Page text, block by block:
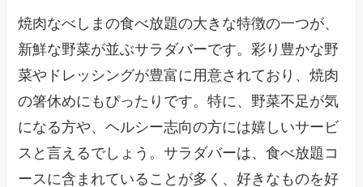
焼肉なべしまの食べ放題の大きな特徴の一つが、
新鮮な野菜が並ぶサラダバーです。彩り豊かな野
菜やドレッシングが豊富に用意されており、焼肉
の箸休めにもぴったりです。特に、野菜不足が気
になる方や、ヘルシー志向の方には嬉しいサービ
スと言えるでしょう。サラダバーは、食べ放題コ
ースに含まれていることが多く、好きなものを好